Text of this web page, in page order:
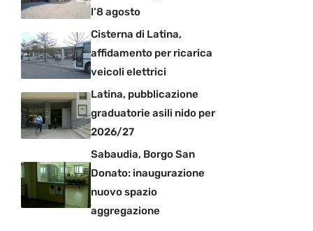
l’8 agosto
Cisterna di Latina,
affidamento per ricarica
veicoli elettrici
Latina, pubblicazione
graduatorie asili nido per
2026/27
Sabaudia, Borgo San
Donato: inaugurazione
nuovo spazio
aggregazione